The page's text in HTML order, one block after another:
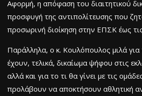
Αφορμή, η απόφαση του διαιτητικού
προσφυγή της αντιπολίτευσης που
προσωρινή διοίκηση στην ΕΠΣΚ έως
Παράλληλα, ο κ. Κουλόπουλος μιλά
έχουν, τελικά, δικαίωμα ψήφου στις
αλλά και για το τι θα γίνει με τις
προλάβουν να αποκτήσουν αθλητική